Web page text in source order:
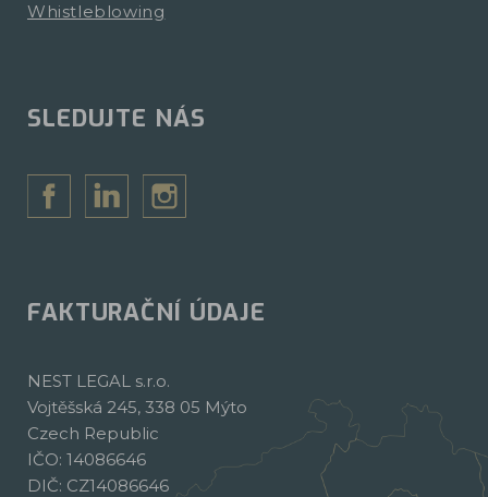
Whistleblowing
SLEDUJTE NÁS
FAKTURAČNÍ ÚDAJE
NEST LEGAL s.r.o.
Vojtěšská 245, 338 05 Mýto
Czech Republic
IČO: 14086646
DIČ: CZ14086646